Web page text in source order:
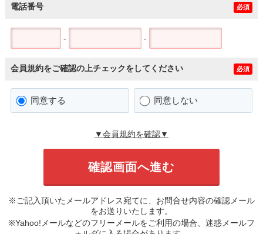
電話番号 必須
- -
会員規約をご確認の上チェックをしてください 必須
同意する 同意しない
▼会員規約を確認▼
※ご記入頂いたメールアドレス宛てに、お問合せ内容の確認メール
をお送りいたします。
※Yahoo!メールなどのフリーメールをご利用の場合、迷惑メールフ